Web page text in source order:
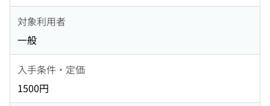
対象利用者
一般
入手条件・定価
1500円